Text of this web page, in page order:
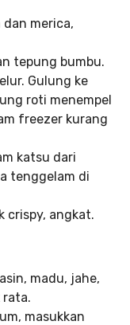
merica,
tepung bumbu.
Gulung ke
roti menempel
freezer kurang
katsu dari
tenggelam di
crispy, angkat.
madu, jahe,
rata.
masukkan